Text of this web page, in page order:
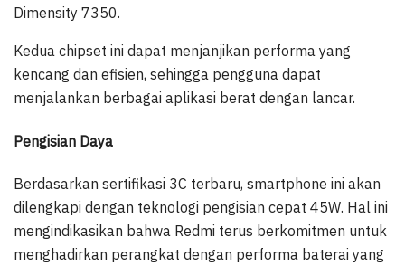
Dimensity 7350.
Kedua chipset ini dapat menjanjikan performa yang
kencang dan efisien, sehingga pengguna dapat
menjalankan berbagai aplikasi berat dengan lancar.
Pengisian Daya
Berdasarkan sertifikasi 3C terbaru, smartphone ini akan
dilengkapi dengan teknologi pengisian cepat 45W. Hal ini
mengindikasikan bahwa Redmi terus berkomitmen untuk
menghadirkan perangkat dengan performa baterai yang